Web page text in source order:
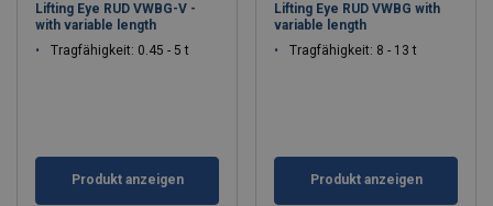
Lifting Eye RUD VWBG-V -
with variable length
Tragfähigkeit: 0.45 - 5 t
Produkt anzeigen
Lifting Eye RUD VWBG with
variable length
Tragfähigkeit: 8 - 13 t
Produkt anzeigen